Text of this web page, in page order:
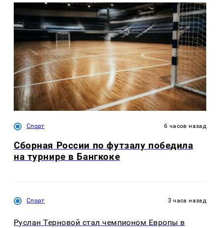
Спорт 6 часов назад
Сборная России по футзалу победила
на турнире в Бангкоке
Спорт 3 часа назад
Руслан Терновой стал чемпионом Европы в